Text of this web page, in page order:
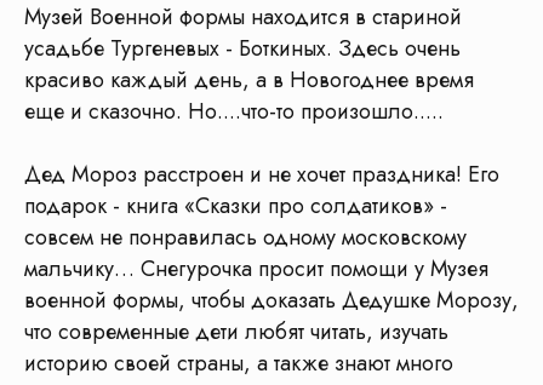
Музей Военной формы находится в стариной
усадьбе Тургеневых - Боткиных. Здесь очень
красиво каждый день, а в Новогоднее время
еще и сказочно. Но....что-то произошло.....
Дед Мороз расстроен и не хочет праздника! Его
подарок - книга «Сказки про солдатиков» -
совсем не понравилась одному московскому
мальчику… Снегурочка просит помощи у Музея
военной формы, чтобы доказать Дедушке Морозу,
что современные дети любят читать, изучать
историю своей страны, а также знают много